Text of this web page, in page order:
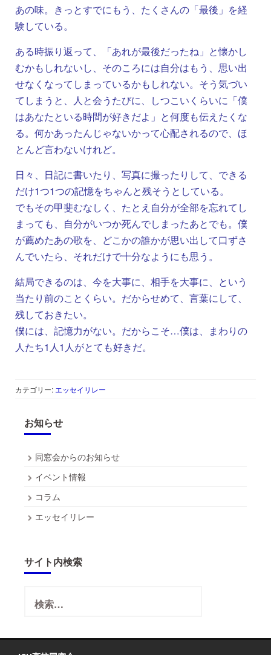
あの味。きっとすでにもう、たくさんの「最後」を経
験している。
ある時振り返って、「あれが最後だったね」と懐かし
むかもしれないし、そのころには自分はもう、思い出
せなくなってしまっているかもしれない。そう気づい
てしまうと、人と会うたびに、しつこいくらいに「僕
はあなたといる時間が好きだよ」と何度も伝えたくな
る。何かあったんじゃないかって心配されるので、ほ
とんど言わないけれど。
日々、日記に書いたり、写真に撮ったりして、できる
だけ1つ1つの記憶をちゃんと残そうとしている。
でもその甲斐むなしく、たとえ自分が全部を忘れてし
まっても、自分がいつか死んでしまったあとでも。僕
が薦めたあの歌を、どこかの誰かが思い出して口ずさ
んでいたら、それだけで十分なようにも思う。
結局できるのは、今を大事に、相手を大事に、という
当たり前のことくらい。だからせめて、言葉にして、
残しておきたい。
僕には、記憶力がない。だからこそ…僕は、まわりの
人たち1人1人がとても好きだ。
カテゴリー: エッセイリレー
お知らせ
同窓会からのお知らせ
イベント情報
コラム
エッセイリレー
サイト内検索
索: